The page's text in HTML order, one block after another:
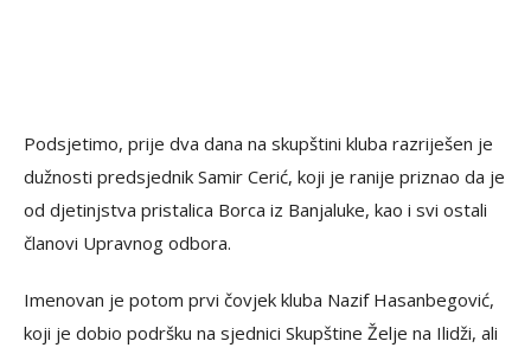
Podsjetimo, prije dva dana na skupštini kluba razriješen je
dužnosti predsjednik Samir Cerić, koji je ranije priznao da je
od djetinjstva pristalica Borca iz Banjaluke, kao i svi ostali
članovi Upravnog odbora.
Imenovan je potom prvi čovjek kluba Nazif Hasanbegović,
koji je dobio podršku na sjednici Skupštine Želje na Ilidži, ali